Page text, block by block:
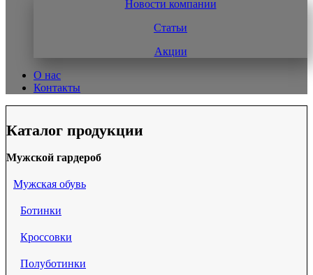
Новости компании
Статьи
Акции
О нас
Контакты
Каталог продукции
Мужской гардероб
Мужская обувь
Ботинки
Кроссовки
Полуботинки